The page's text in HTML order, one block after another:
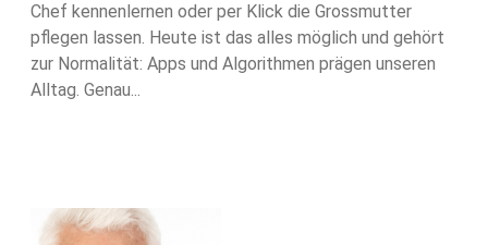
Chef kennenlernen oder per Klick die Grossmutter
pflegen lassen. Heute ist das alles möglich und gehört
zur Normalität: Apps und Algorithmen prägen unseren
Alltag. Genau...